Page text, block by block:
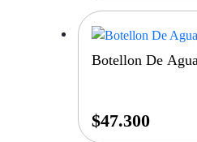
Botellon De
$47.300